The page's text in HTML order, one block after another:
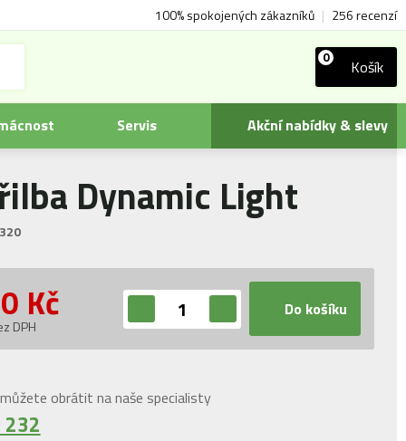
100% spokojených zákazníků | 256 recenzí
0 Košík
Servis Akční nabídky & slevy
Dynamic Light
Kč
DPH
Do košíku
obrátit na naše specialisty